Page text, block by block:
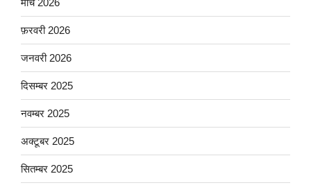
मार्च 2026
फ़रवरी 2026
जनवरी 2026
दिसम्बर 2025
नवम्बर 2025
अक्टूबर 2025
सितम्बर 2025